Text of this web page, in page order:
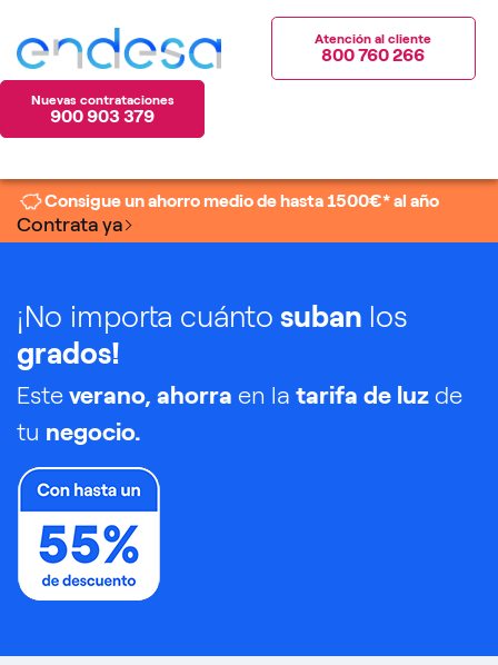
Atención al cliente
800 760 266
Nuevas contrataciones
900 903 379
Consigue un ahorro medio de hasta 1500€* al año
Contrata ya
¡No importa cuánto suban los
grados!
Esteverano, ahorra en la tarifa de luz de
tu negocio.